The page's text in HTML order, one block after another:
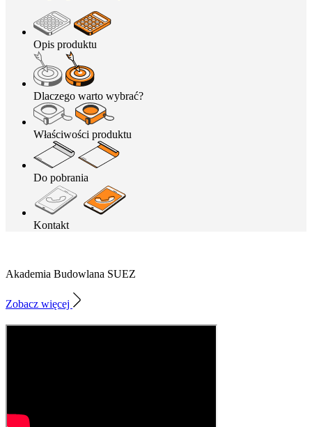
Opis produktu
Dlaczego warto wybrać?
Właściwości produktu
Do pobrania
Kontakt
Akademia Budowlana SUEZ
Zobacz więcej